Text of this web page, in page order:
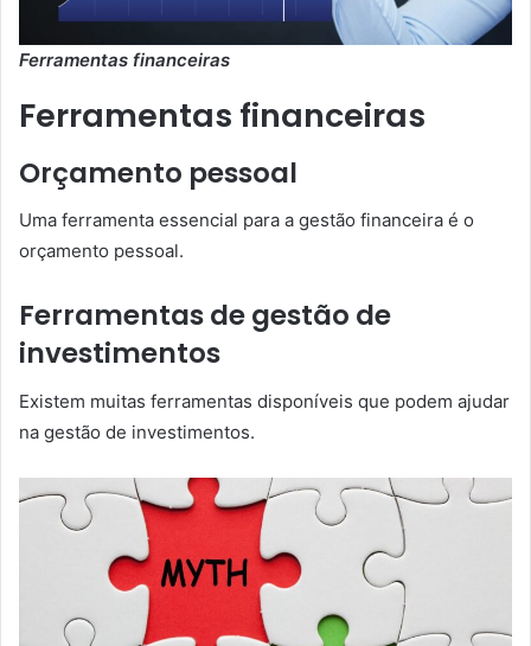
Ferramentas financeiras
Ferramentas financeiras
Orçamento pessoal
Uma ferramenta essencial para a gestão financeira é o
orçamento pessoal.
Ferramentas de gestão de
investimentos
Existem muitas ferramentas disponíveis que podem ajudar
na gestão de investimentos.